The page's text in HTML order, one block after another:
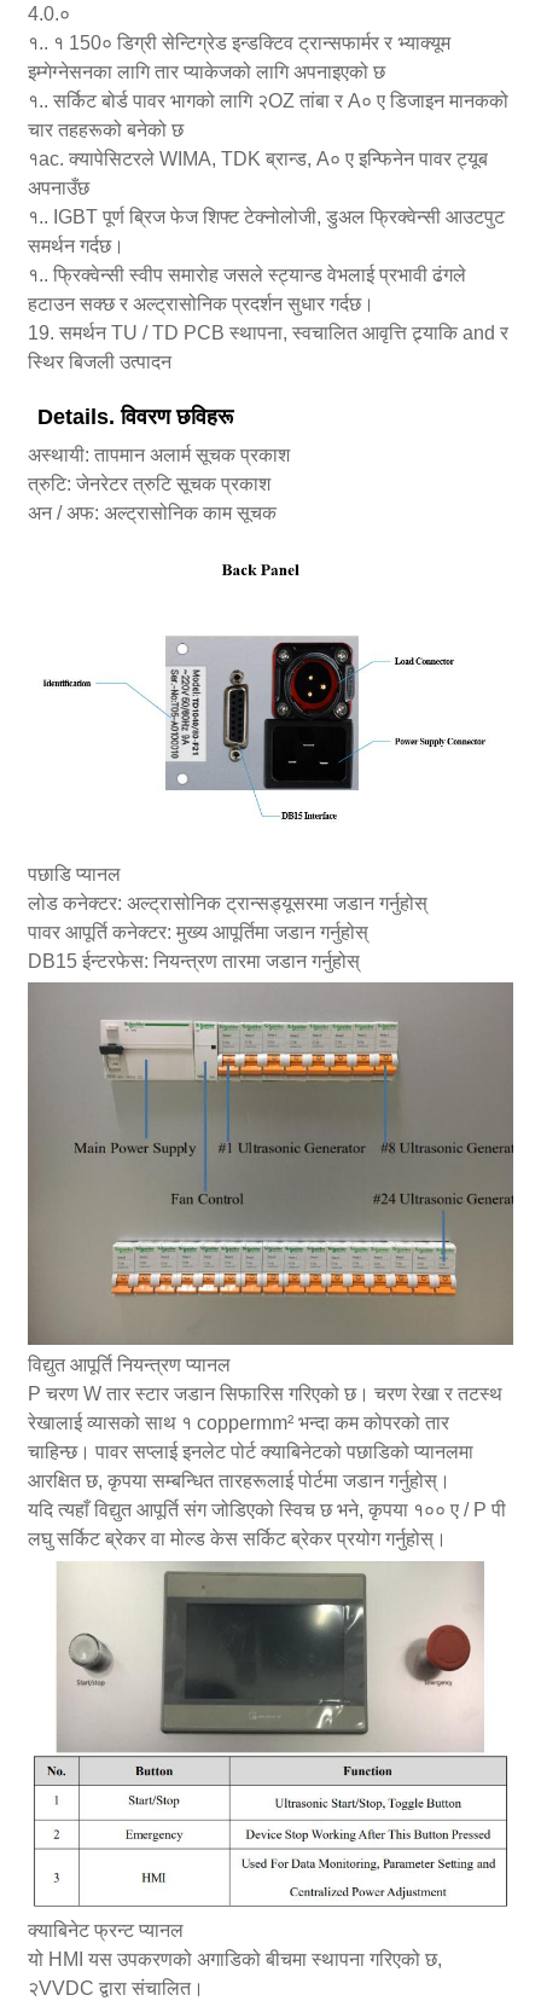
4.0.०
१.. १ 150० डिग्री सेन्टिग्रेड इन्डक्टिव ट्रान्सफार्मर र भ्याक्यूम
इम्गेग्नेसनका लागि तार प्याकेजको लागि अपनाइएको छ
१.. सर्किट बोर्ड पावर भागको लागि २OZ तांबा र A० ए डिजाइन मानकको
चार तहहरूको बनेको छ
१ac. क्यापेसिटरले WIMA, TDK ब्रान्ड, A० ए इन्फिनेन पावर ट्यूब
अपनाउँछ
१.. IGBT पूर्ण ब्रिज फेज शिफ्ट टेक्नोलोजी, डुअल फ्रिक्वेन्सी आउटपुट
समर्थन गर्दछ।
१.. फ्रिक्वेन्सी स्वीप समारोह जसले स्ट्यान्ड वेभलाई प्रभावी ढंगले
हटाउन सक्छ र अल्ट्रासोनिक प्रदर्शन सुधार गर्दछ।
19. समर्थन TU / TD PCB स्थापना, स्वचालित आवृत्ति ट्र्याकि and र
स्थिर बिजली उत्पादन
Details. विवरण छविहरू
अस्थायी: तापमान अलार्म सूचक प्रकाश
त्रुटि: जेनरेटर त्रुटि सूचक प्रकाश
अन / अफ: अल्ट्रासोनिक काम सूचक
पछाडि प्यानल
लोड कनेक्टर: अल्ट्रासोनिक ट्रान्सड्यूसरमा जडान गर्नुहोस्
पावर आपूर्ति कनेक्टर: मुख्य आपूर्तिमा जडान गर्नुहोस्
DB15 ईन्टरफेस: नियन्त्रण तारमा जडान गर्नुहोस्
विद्युत आपूर्ति नियन्त्रण प्यानल
P चरण W तार स्टार जडान सिफारिस गरिएको छ। चरण रेखा र तटस्थ
रेखालाई व्यासको साथ १ coppermm² भन्दा कम कोपरको तार
चाहिन्छ। पावर सप्लाई इनलेट पोर्ट क्याबिनेटको पछाडिको प्यानलमा
आरक्षित छ, कृपया सम्बन्धित तारहरूलाई पोर्टमा जडान गर्नुहोस्।
यदि त्यहाँ विद्युत आपूर्ति संग जोडिएको स्विच छ भने, कृपया १०० ए / P पी
लघु सर्किट ब्रेकर वा मोल्ड केस सर्किट ब्रेकर प्रयोग गर्नुहोस्।
क्याबिनेट फ्रन्ट प्यानल
यो HMI यस उपकरणको अगाडिको बीचमा स्थापना गरिएको छ,
२VVDC द्वारा संचालित।